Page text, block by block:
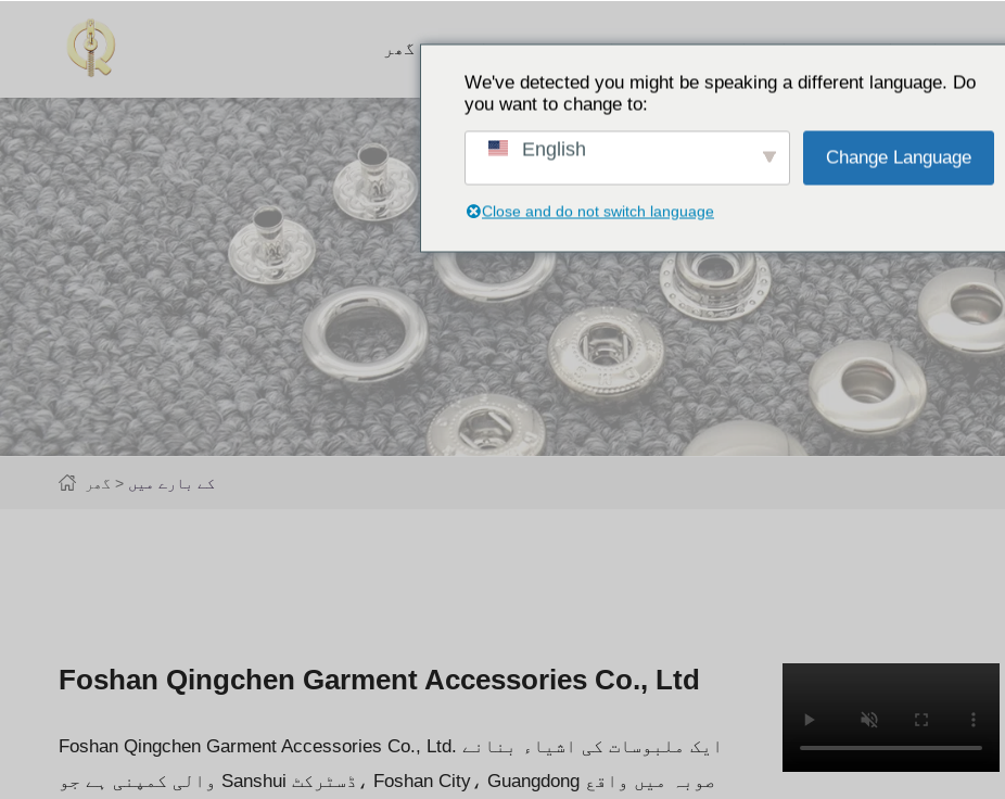
گھر مصنوعات علم کے بارے میں ہم سے رابطہ کریں۔
گھر کے بارے میں
Foshan Qingchen Garment Accessories Co., Ltd
Foshan Qingchen Garment Accessories Co., Ltd. ایک ملبوسات کی اشیاء بنانے
والی کمپنی ہے جو Sanshui ڈسٹرکٹ، Foshan City، Guangdong صوبہ میں واقع
We've detected you might be speaking a different language. Do
you want to change to:
English Change Language
Close and do not switch language